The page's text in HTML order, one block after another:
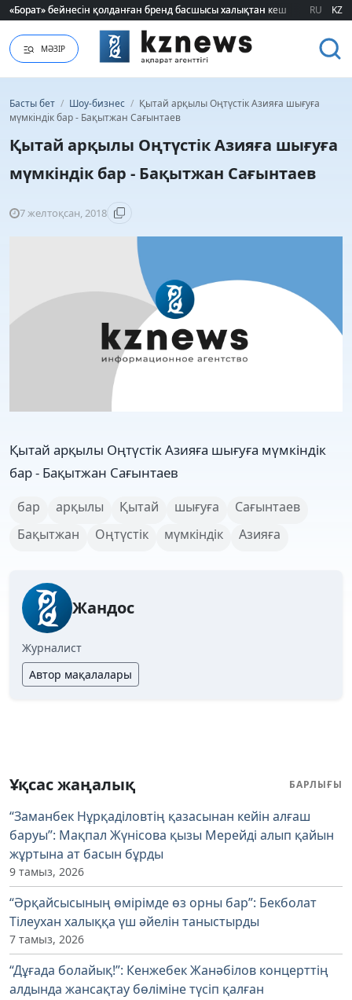
«Борат» бейнесін қолданған бренд басшысы халықтан кешірім сұрады
«Борат» бейнесін қолданған бренд басшысы халықтан кешірім сұрады
RU KZ
МӘЗІР
Басты бет / Шоу-бизнес / Қытай арқылы Оңтүстік Азияға шығуға
мүмкіндік бар - Бақытжан Сағынтаев
Қытай арқылы Оңтүстік Азияға шығуға
мүмкіндік бар - Бақытжан Сағынтаев
7 желтоқсан, 2018
Қытай арқылы Оңтүстік Азияға шығуға мүмкіндік
бар - Бақытжан Сағынтаев
бар арқылы Қытай шығуға
Сағынтаев
Бақытжан
Оңтүстік мүмкіндік Азияға
Жандос
Журналист
Автор мақалалары
Ұқсас жаңалық БАРЛЫҒЫ
“Заманбек Нұрқаділовтің қазасынан кейін алғаш
баруы”: Мақпал Жүнісова қызы Мерейді алып қайын
жұртына ат басын бұрды
9 тамыз, 2026
“Әрқайсысының өмірімде өз орны бар”: Бекболат
Тілеухан халыққа үш әйелін таныстырды
7 тамыз, 2026
“Дұғада болайық!”: Кенжебек Жанәбілов концерттің
алдында жансақтау бөліміне түсіп қалған